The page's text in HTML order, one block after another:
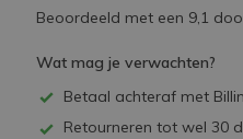
Beoordeeld met een 9,1
Wat mag je verwachten?
Betaal achteraf met
Retourneren tot wel 30